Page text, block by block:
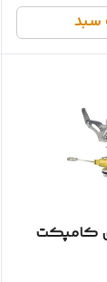
سبد
کامپکت